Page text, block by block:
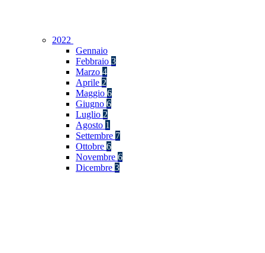
2022
Gennaio
Febbraio 3
Marzo 4
Aprile 2
Maggio 6
Giugno 6
Luglio 2
Agosto 1
Settembre 7
Ottobre 6
Novembre 6
Dicembre 3